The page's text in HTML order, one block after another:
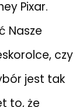
Pixar.
Nasze
czy
jest tak
to, że